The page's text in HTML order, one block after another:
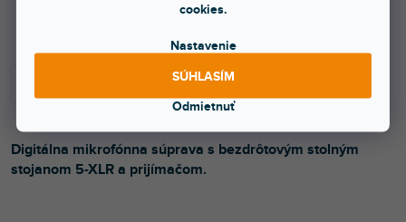
cookies.
Nastavenie
Odmietnuť
SÚHLASÍM
Digitálna mikrofónna súprava s bezdrôtovým stolným
stojanom 5-XLR a prijímačom.